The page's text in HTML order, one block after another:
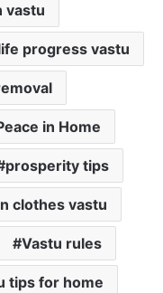
vastu
progress vastu
in Home
prosperity tips
clothes vastu
Vastu rules
tips for home